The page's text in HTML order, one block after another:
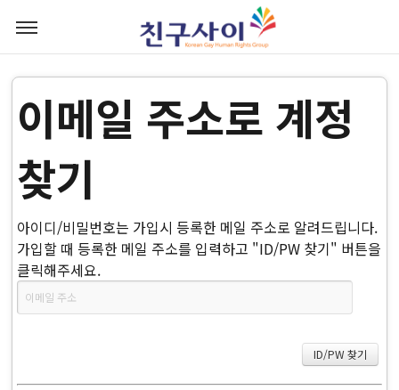
이메일 주소로 계정
찾기
아이디/비밀번호는 가입시 등록한 메일 주소로 알려드립니다.
가입할 때 등록한 메일 주소를 입력하고 "ID/PW 찾기" 버튼을
클릭해주세요.